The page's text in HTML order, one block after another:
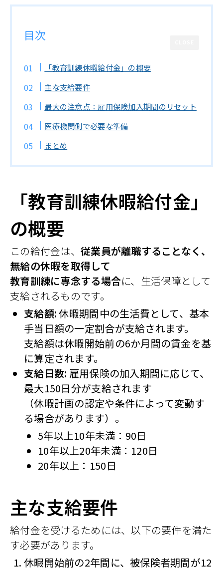
目次
「教育訓練休暇給付金」の概要
主な支給要件
最大の注意点：雇用保険加入期間のリセット
医療機関側で必要な準備
まとめ
「教育訓練休暇給付金」
の概要
この給付金は、 従業員が離職することなく、
無給の休暇を取得して
教育訓練に専念する場合に、生活保障として
支給されるものです。
支給額:休暇期間中の生活費として、基本
手当日額の一定割合が支給されます。
支給額は休暇開始前の6か月間の賃金を基
に算定されます。
支給日数: 雇用保険の加入期間に応じて、
最大150日分が支給されます
（休暇計画の認定や条件によって変動す
る場合があります）。
5年以上10年未満：90日
10年以上20年未満：120日
20年以上：150日
主な支給要件
給付金を受けるためには、以下の要件を満た
す必要があります。
休暇開始前の2年間に、被保険者期間が12